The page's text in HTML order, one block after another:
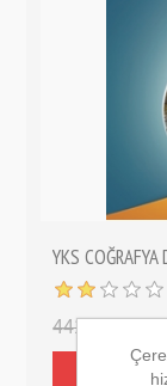
YKS
441,00 ₺